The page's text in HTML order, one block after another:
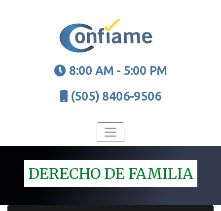
8:00 AM - 5:00 PM
(505) 8406-9506
DERECHO DE FAMILIA